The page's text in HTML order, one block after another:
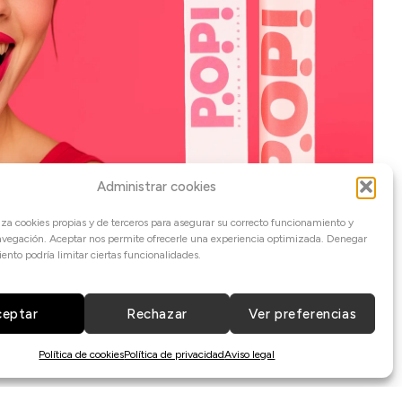
Administrar cookies
cookies propias y de terceros para asegurar su correcto funcionamiento y
Aceptar nos permite ofrecerle una experiencia optimizada. Denegar
podría limitar ciertas funcionalidades.
Rechazar Ver preferencias
Política de cookiesPolítica de privacidadAviso legal